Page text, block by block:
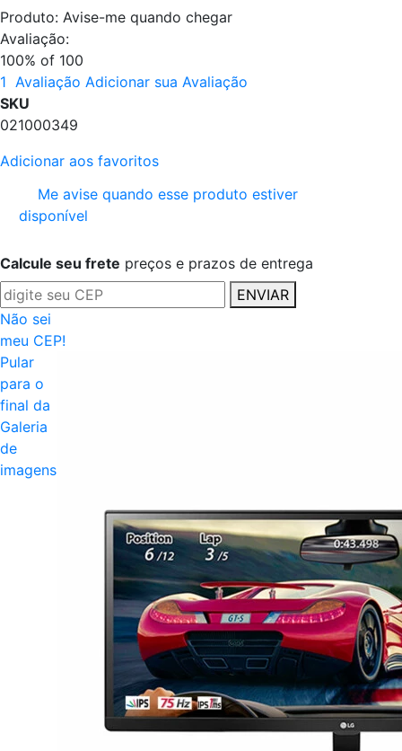
Produto: Avise-me quando chegar
Avaliação:
100% of 100
1 Avaliação Adicionar sua Avaliação
SKU
021000349
Adicionar aos favoritos
Me avise quando esse produto estiver
disponível
Calcule seu frete preços e prazos de entrega
ENVIAR
Não sei
meu CEP!
Pular
para o
final da
Galeria
de
imagens